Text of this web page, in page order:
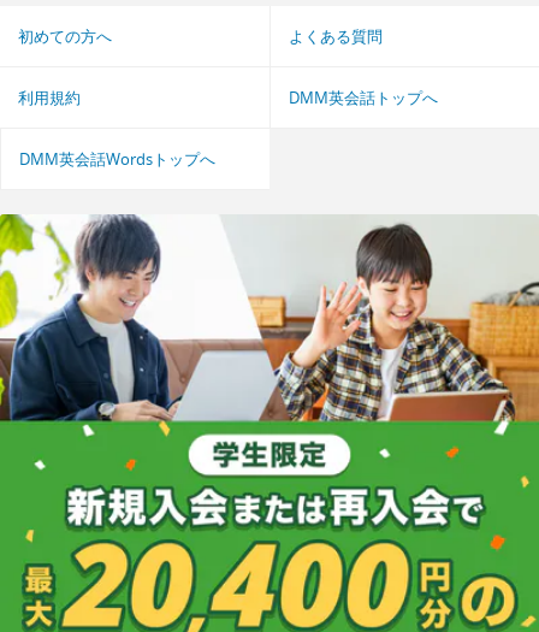
初めての方へ よくある質問
利用規約 DMM英会話トップへ
DMM英会話Wordsトップへ